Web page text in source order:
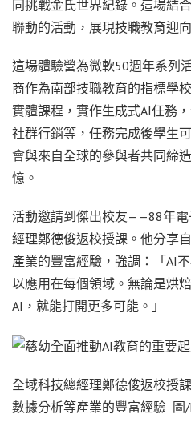
同挑戰金氏世界紀錄。這場結
聯動的活動，展現技職教育迎
這場體驗營為微軟50週年系列
商作為南部技職教育的指標學
實體課程，實作生成式AI任務
社群行銷等，任務完成後學生
會與來自全球的參與者共同締
憶。
活動邀請到傑出校友——88年
經理鄭德俊返校授課。他分享
產業的豐富經驗，強調：「AI
以應用在每個領域。無論是烘
AI，就能打開更多可能。」
全域科技總經理鄭德俊返校授
數據分析等產業的豐富經驗 圖/